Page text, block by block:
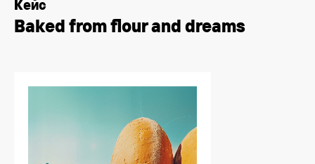
Кейс
Baked from flour and dreams